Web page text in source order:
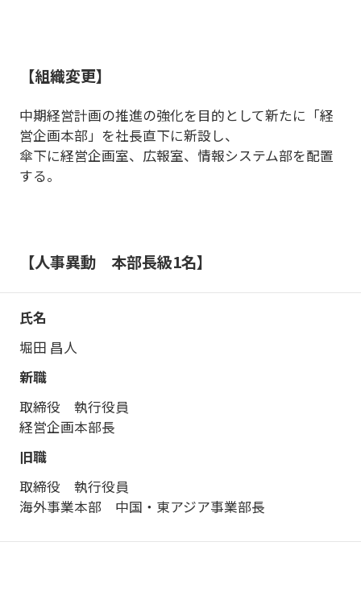
【組織変更】
中期経営計画の推進の強化を目的として新たに「経
営企画本部」を社長直下に新設し、
傘下に経営企画室、広報室、情報システム部を配置
する。
【人事異動 本部長級1名】
堀田 昌人
取締役 執行役員
経営企画本部長
取締役 執行役員
海外事業本部 中国・東アジア事業部長